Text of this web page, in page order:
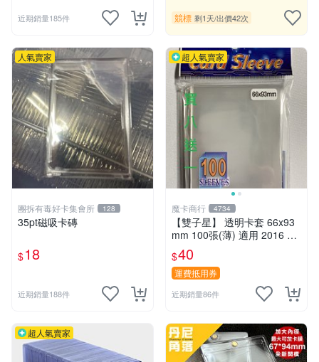
近期銷量185件 競標 剩1天/出價42次
人氣賣家
團拆有毒好卡集會所 128
35pt磁吸卡磚
$18
近期銷量188件
超人氣賣家
魔卡商行 4734
【雙子星】 透明卡套 66x93
mm 100張(薄) 適用 2016 CP
BL BASEBALL CARD 一般球
員卡
$40
運費抵用券
近期銷量86件
超人氣賣家